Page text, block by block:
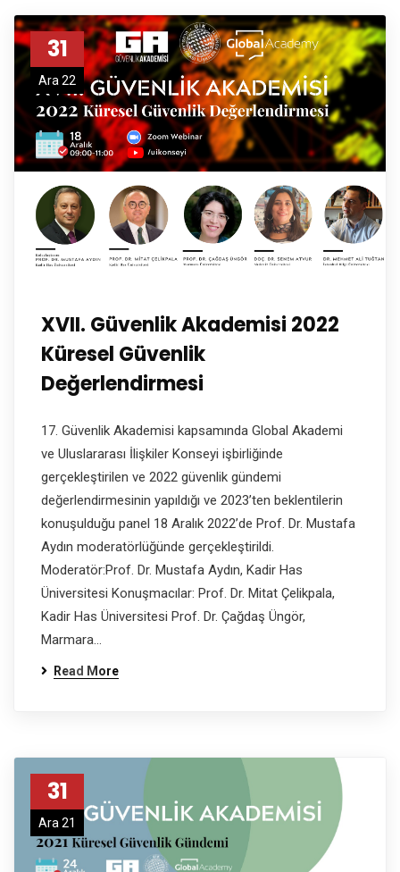
31
Ara 22
XVII. Güvenlik Akademisi 2022
Küresel Güvenlik
Değerlendirmesi
17. Güvenlik Akademisi kapsamında Global Akademi
ve Uluslararası İlişkiler Konseyi işbirliğinde
gerçekleştirilen ve 2022 güvenlik gündemi
değerlendirmesinin yapıldığı ve 2023’ten beklentilerin
konuşulduğu panel 18 Aralık 2022’de Prof. Dr. Mustafa
Aydın moderatörlüğünde gerçekleştirildi.
Moderatör:Prof. Dr. Mustafa Aydın, Kadir Has
Üniversitesi Konuşmacılar: Prof. Dr. Mitat Çelikpala,
Kadir Has Üniversitesi Prof. Dr. Çağdaş Üngör,
Marmara…
Read More
31
Ara 21